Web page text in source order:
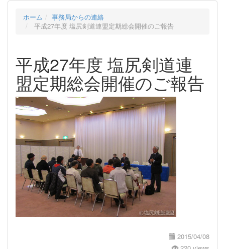
ホーム
事務局からの連絡
平成27年度 塩尻剣道連盟定期総会開催のご報告
平成27年度 塩尻剣道連
盟定期総会開催のご報告
2015/04/08